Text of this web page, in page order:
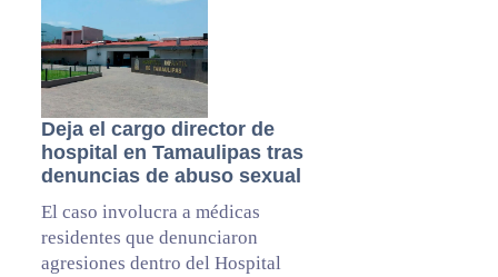
Deja el cargo director de
hospital en Tamaulipas tras
denuncias de abuso sexual
El caso involucra a médicas
residentes que denunciaron
agresiones dentro del Hospital